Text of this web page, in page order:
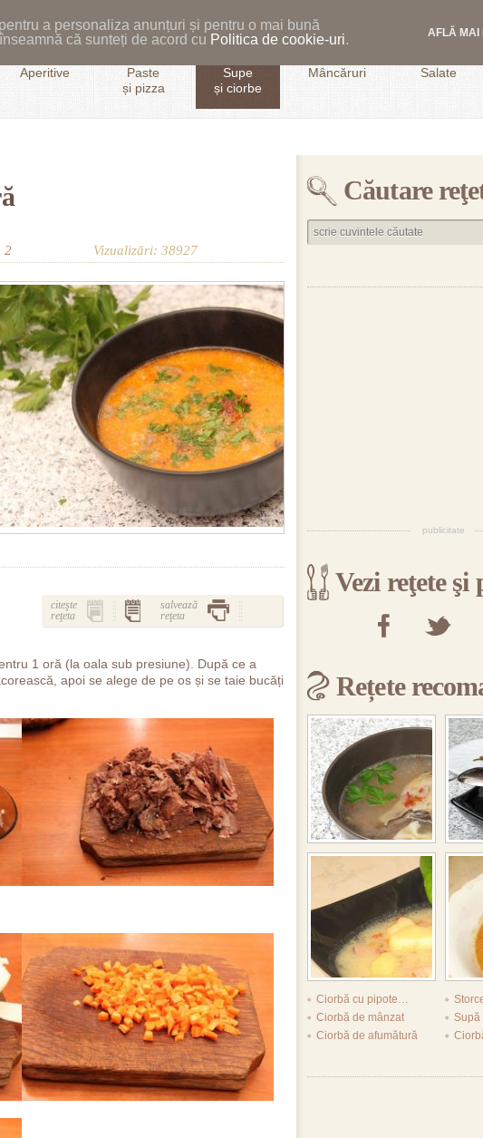
a personaliza anunțuri și pentru o mai bună
că sunteți de acord cu Politica de cookie-uri. AFLĂ MAI
Aperitive
Paste
și pizza
Supe
și ciorbe
Mâncăruri Salate
2 Vizualizări: 38927
citeşte
reţeta
salvează
reţeta
1 oră (la oala sub presiune). După ce a
apoi se alege de pe os și se taie bucăți
Căutare
publicitate
Vezi reţete şi
Rețete
Ciorbă cu pipote…
Ciorbă de mânzat
Ciorbă de afumătură